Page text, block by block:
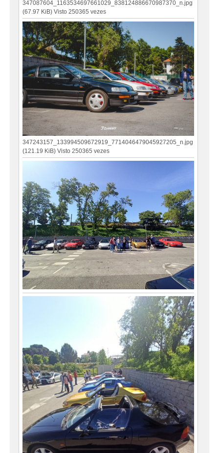
347087604_1163534697661029_838124886670987370_n.jpg
(67.97 KiB) Visto 250365 vezes
347243157_133994509672919_7714046479045927205_n.jpg
(121.19 KiB) Visto 250365 vezes